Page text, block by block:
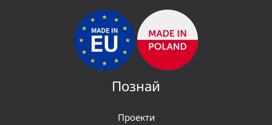
Познай
Проекти